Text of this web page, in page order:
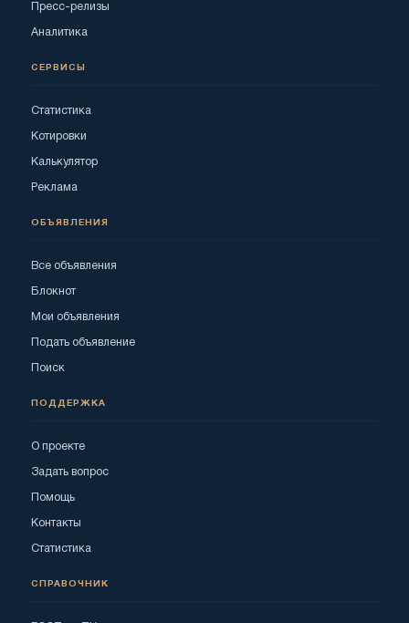
Пресс-релизы
Аналитика
СЕРВИСЫ
Статистика
Котировки
Калькулятор
Реклама
ОБЪЯВЛЕНИЯ
Все объявления
Блокнот
Мои объявления
Подать объявление
Поиск
ПОДДЕРЖКА
О проекте
Задать вопрос
Помощь
Контакты
Статистика
СПРАВОЧНИК